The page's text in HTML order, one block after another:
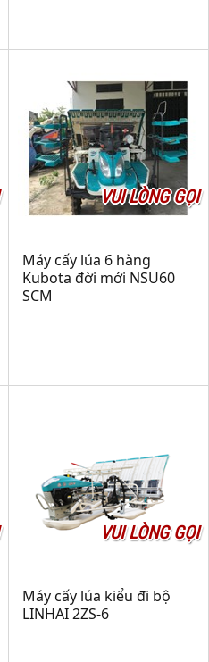
VUI LÒNG GỌI
Máy cấy lúa 6 hàng
Kubota đời mới NSU60
SCM
VUI LÒNG GỌI
Máy cấy lúa kiểu đi bộ
LINHAI 2ZS-6